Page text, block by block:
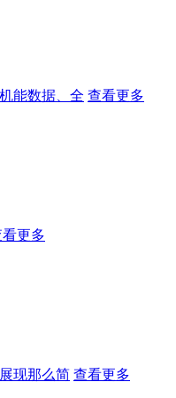
能数据、全 查看更多
更多
现那么简 查看更多